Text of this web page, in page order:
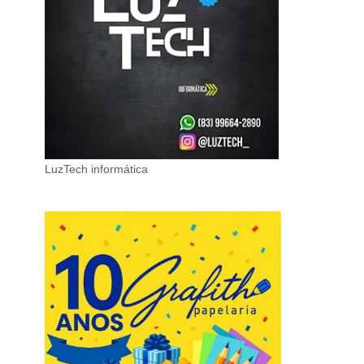
LuzTech informática